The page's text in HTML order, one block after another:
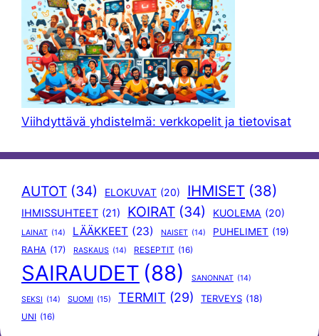
Viihdyttävä yhdistelmä: verkkopelit ja tietovisat
AUTOT (34) ELOKUVAT (20) IHMISET (38)
IHMISSUHTEET (21) KOIRAT (34) KUOLEMA (20)
LAINAT (14) LÄÄKKEET (23) NAISET (14) PUHELIMET (19)
RAHA (17) RASKAUS (14) RESEPTIT (16)
SAIRAUDET (88) SANONNAT (14)
SEKSI (14) SUOMI (15) TERMIT (29) TERVEYS (18)
UNI (16)